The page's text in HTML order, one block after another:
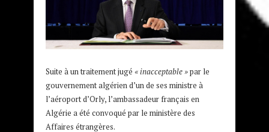
Suite à un traitement jugé « inacceptable »par le
gouvernement algérien d’un de ses ministre à
l’aéroport d’Orly, l’ambassadeur français en
Algérie a été convoqué par le ministère des
Affaires étrangères.